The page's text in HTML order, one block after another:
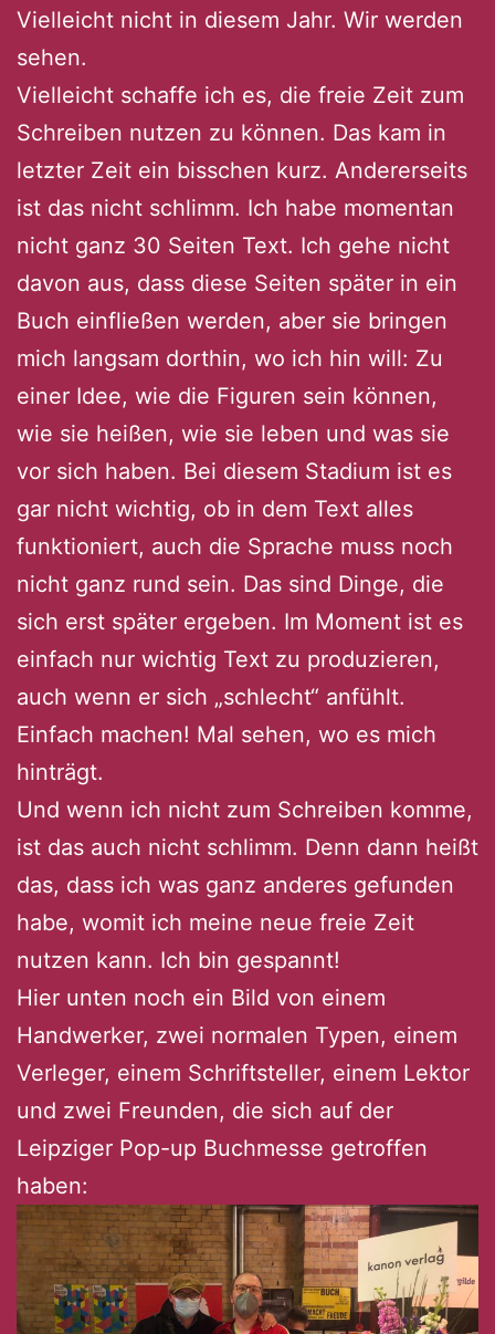
Vielleicht nicht in diesem Jahr. Wir werden
sehen.
Vielleicht schaffe ich es, die freie Zeit zum
Schreiben nutzen zu können. Das kam in
letzter Zeit ein bisschen kurz. Andererseits
ist das nicht schlimm. Ich habe momentan
nicht ganz 30 Seiten Text. Ich gehe nicht
davon aus, dass diese Seiten später in ein
Buch einfließen werden, aber sie bringen
mich langsam dorthin, wo ich hin will: Zu
einer Idee, wie die Figuren sein können,
wie sie heißen, wie sie leben und was sie
vor sich haben. Bei diesem Stadium ist es
gar nicht wichtig, ob in dem Text alles
funktioniert, auch die Sprache muss noch
nicht ganz rund sein. Das sind Dinge, die
sich erst später ergeben. Im Moment ist es
einfach nur wichtig Text zu produzieren,
auch wenn er sich „schlecht“ anfühlt.
Einfach machen! Mal sehen, wo es mich
hinträgt.
Und wenn ich nicht zum Schreiben komme,
ist das auch nicht schlimm. Denn dann heißt
das, dass ich was ganz anderes gefunden
habe, womit ich meine neue freie Zeit
nutzen kann. Ich bin gespannt!
Hier unten noch ein Bild von einem
Handwerker, zwei normalen Typen, einem
Verleger, einem Schriftsteller, einem Lektor
und zwei Freunden, die sich auf der
Leipziger Pop-up Buchmesse getroffen
haben: